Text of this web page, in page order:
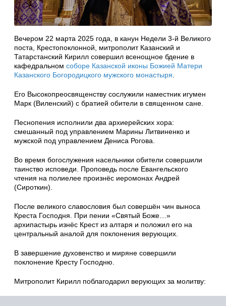
Вечером 22 марта 2025 года, в канун Недели 3-й Великого
поста, Крестопоклонной, митрополит Казанский и
Татарстанский Кирилл совершил всенощное бдение в
кафедральном соборе Казанской иконы Божией Матери
Казанского Богородицкого мужского монастыря
Его Высокопреосвященству сослужили наместник игумен
Марк (Виленский) с братией обители в священном сане.
Песнопения исполнили два архиерейских хора:
смешанный под управлением Марины Литвиненко и
мужской под управлением Дениса Рогова.
Во время богослужения насельники обители совершили
таинство исповеди. Проповедь после Евангельского
чтения на полиелее произнёс иеромонах Андрей
(Сироткин).
После великого славословия был совершён чин выноса
Креста Господня. При пении «Святый Боже…»
архипастырь изнёс Крест из алтаря и положил его на
центральный аналой для поклонения верующих.
В завершение духовенство и миряне совершили
поклонение Кресту Господню.
Митрополит Кирилл поблагодарил верующих за молитву: